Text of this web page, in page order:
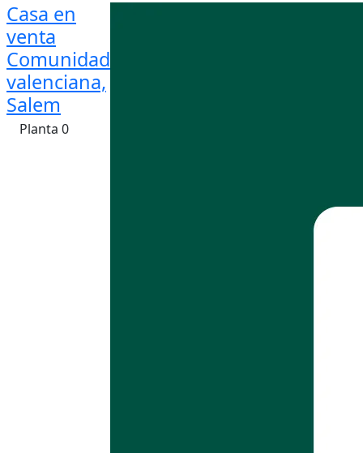
Casa en
venta
Comunidad
valenciana,
Salem
Planta 0